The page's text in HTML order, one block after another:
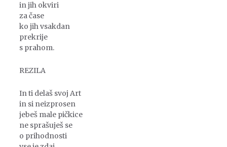
in jih okviri
za čase
ko jih vsakdan
prekrije
s prahom.
REZILA
In ti delaš svoj Art
in si neizprosen
jebeš male pičkice
ne sprašuješ se
o prihodnosti